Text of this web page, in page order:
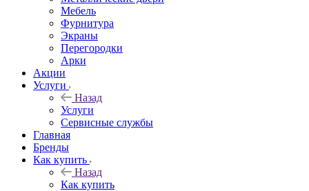
Мебель
Фурнитура
Экраны
Перегородки
Арки
Акции
Услуги
Назад
Услуги
Сервисные службы
Главная
Бренды
Как купить
Назад
Как купить